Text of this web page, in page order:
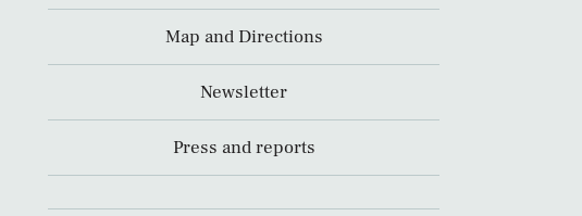
Map and Directions
Newsletter
Press and reports